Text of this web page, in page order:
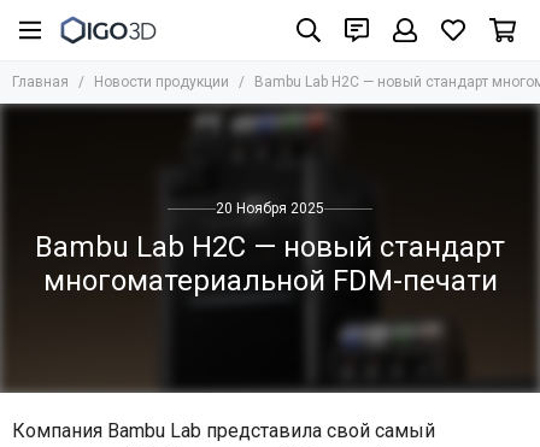
Главная Новости продукции Bambu Lab H2C — новый стандарт
20 Ноября 2025
Bambu Lab H2C — новый стандарт
многоматериальной FDM-печати
Компания Bambu Lab представила свой самый